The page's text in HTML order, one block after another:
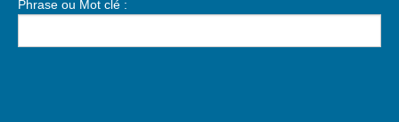
Phrase ou Mot clé :